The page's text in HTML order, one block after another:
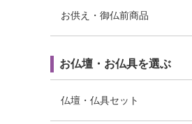
お供え・御仏前商品
お仏壇・お仏具を選ぶ
仏壇・仏具セット